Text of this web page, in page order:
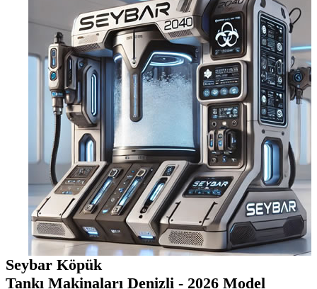
Seybar Köpük
Tankı Makinaları Denizli - 2026 Model